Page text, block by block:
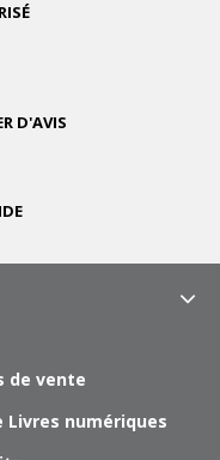
D'AVIS
de vente
Livres numériques